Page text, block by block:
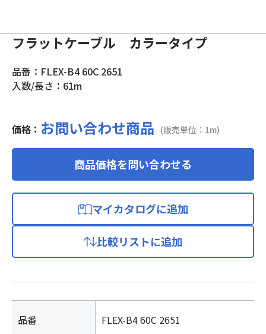
フラットケーブル カラータイプ
品番：FLEX-B4 60C 2651
入数/長さ：61m
価格： お問い合わせ商品 (販売単位：1m)
商品価格を問い合わせる
マイカタログに追加
比較リストに追加
品番 FLEX-B4 60C 2651